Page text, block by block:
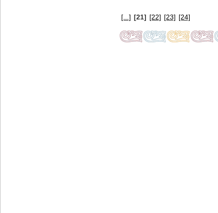
[...] [21] [22] [23] [24]